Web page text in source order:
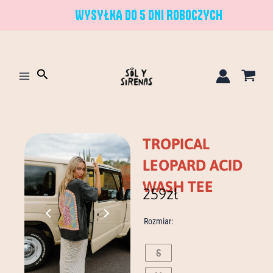
WYSYŁKA DO 5 DNI ROBOCZYCH
Szukaj
TROPICAL
LEOPARD ACID
WASH TEE
259zł
Rozmiar:
S
tropical
acid
wash